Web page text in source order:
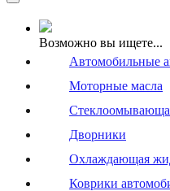
Возможно вы ищете...
Автомобильные
Моторные масла
Дворники
Охлаждающая
Коврики